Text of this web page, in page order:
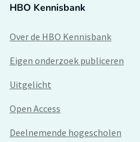
HBO Kennisbank
Over de HBO Kennisbank
Eigen onderzoek publiceren
Uitgelicht
Open Access
Deelnemende hogescholen